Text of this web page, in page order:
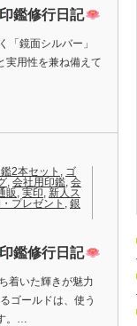
印鑑修行日記
「鏡面シルバー」
実用性を兼ね備えて
2本セット , ゴ
, 会社用印鑑, 会
販 , 実印, 新人ス
プレゼント , 銀
印鑑修行日記
着いた輝きが魅力
ゴールドは、使う
。…